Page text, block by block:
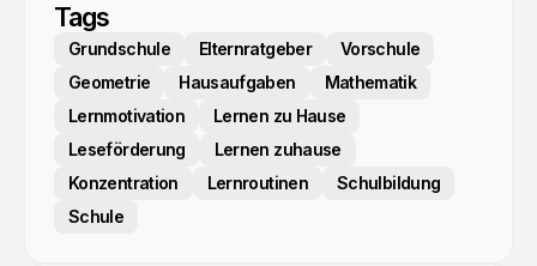
Tags
Grundschule Elternratgeber
Vorschule
Geometrie
Hausaufgaben
Mathematik
Lernmotivation
Lernen zu Hause
Leseförderung
Lernen zuhause
Konzentration
Lernroutinen
Schulbildung
Schule